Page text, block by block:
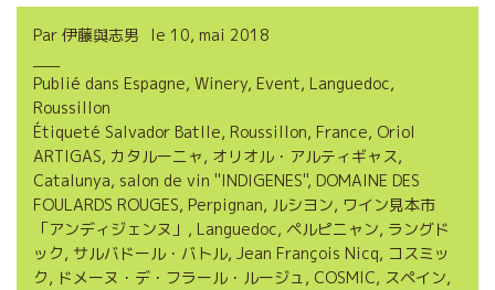
c
b
o
o
k
i
t
e
a
l
r
a
g
e
r
Par 伊藤與志男 le 10, mai 2018
Publié dans Espagne, Winery, Event, Languedoc,
Roussillon
Étiqueté Salvador Batlle, Roussillon, France, Oriol
ARTIGAS, カタルーニャ, オリオル・アルティギャス,
Catalunya, salon de vin ''INDIGENES'', DOMAINE DES
FOULARDS ROUGES, Perpignan, ルシヨン, ワイン見本市
「アンディジェンヌ」 , Languedoc, ペルピニャン, ラングド
ック, サルバドール・バトル, Jean François Nicq, コスミッ
ク, ドメーヌ・デ・フラール・ルージュ, COSMIC, スペイン,